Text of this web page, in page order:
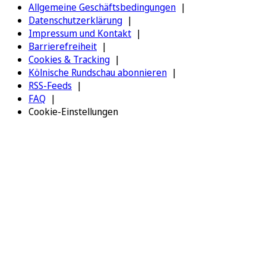
Allgemeine Geschäftsbedingungen
Datenschutzerklärung
Impressum und Kontakt
Barrierefreiheit
Cookies & Tracking
Kölnische Rundschau abonnieren
RSS-Feeds
FAQ
Cookie-Einstellungen